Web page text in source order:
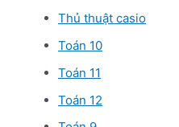
Thủ thuật casio
Toán 10
Toán 11
Toán 12